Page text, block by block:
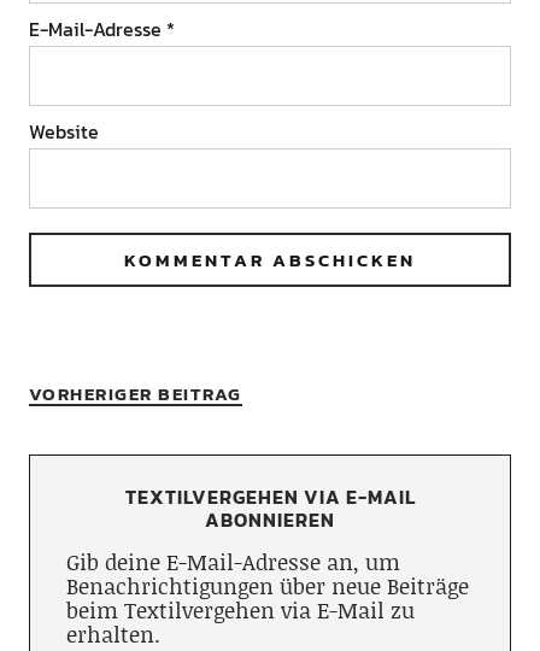
E-Mail-Adresse *
Website
VORHERIGER BEITRAG
TEXTILVERGEHEN VIA E-MAIL
ABONNIEREN
Gib deine E-Mail-Adresse an, um
Benachrichtigungen über neue Beiträge
beim Textilvergehen via E-Mail zu
erhalten.